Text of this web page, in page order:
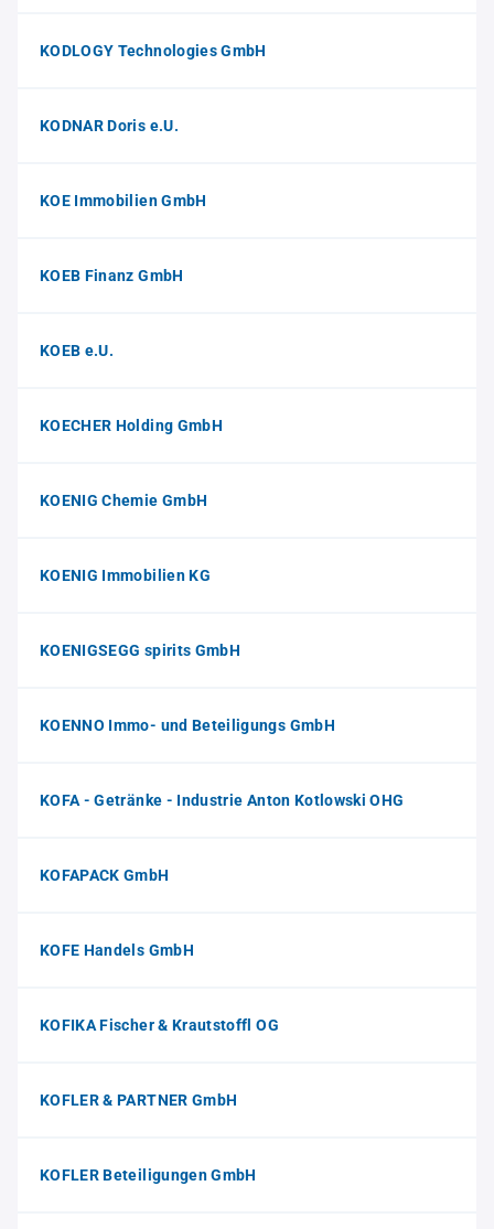
KODLOGY Technologies GmbH
KODNAR Doris e.U.
KOE Immobilien GmbH
KOEB Finanz GmbH
KOEB e.U.
KOECHER Holding GmbH
KOENIG Chemie GmbH
KOENIG Immobilien KG
KOENIGSEGG spirits GmbH
KOENNO Immo- und Beteiligungs GmbH
KOFA - Getränke - Industrie Anton Kotlowski OHG
KOFAPACK GmbH
KOFE Handels GmbH
KOFIKA Fischer & Krautstoffl OG
KOFLER & PARTNER GmbH
KOFLER Beteiligungen GmbH